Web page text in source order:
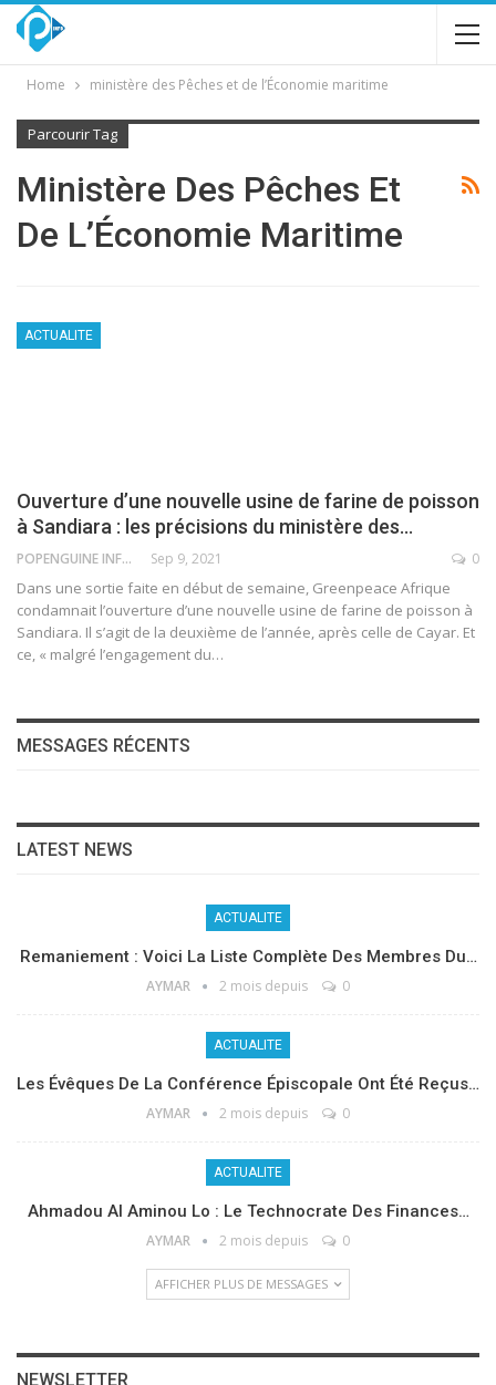
Home ministère des Pêches et de l’Économie maritime
Parcourir Tag
Ministère Des Pêches Et
De L’Économie Maritime
ACTUALITE
Ouverture d’une nouvelle usine de farine de poisson
à Sandiara : les précisions du ministère des…
POPENGUINE INFO Sep 9, 2021 0
Dans une sortie faite en début de semaine, Greenpeace Afrique
condamnait l’ouverture d’une nouvelle usine de farine de poisson à
Sandiara. Il s’agit de la deuxième de l’année, après celle de Cayar. Et
ce, « malgré l’engagement du…
MESSAGES RÉCENTS
LATEST NEWS
ACTUALITE
Remaniement : Voici La Liste Complète Des Membres Du…
AYMAR 2 mois depuis 0
ACTUALITE
Les Évêques De La Conférence Épiscopale Ont Été Reçus…
AYMAR 2 mois depuis 0
ACTUALITE
Ahmadou Al Aminou Lo : Le Technocrate Des Finances…
AYMAR 2 mois depuis 0
AFFICHER PLUS DE MESSAGES
NEWSLETTER